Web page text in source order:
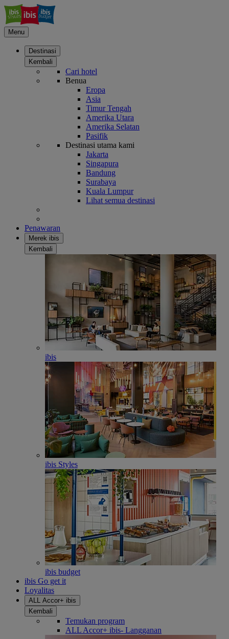
Menu
Destinasi
Kembali
Cari hotel
Benua
Eropa
Asia
Timur Tengah
Amerika Utara
Amerika Selatan
Pasifik
Destinasi utama kami
Jakarta
Singapura
Bandung
Surabaya
Kuala Lumpur
Lihat semua destinasi
Penawaran
Merek ibis
Kembali
ibis
ibis Styles
ibis budget
ibis Go get it
Loyalitas
ALL Accor+ ibis
Kembali
Temukan program
ALL Accor+ ibis- Langganan